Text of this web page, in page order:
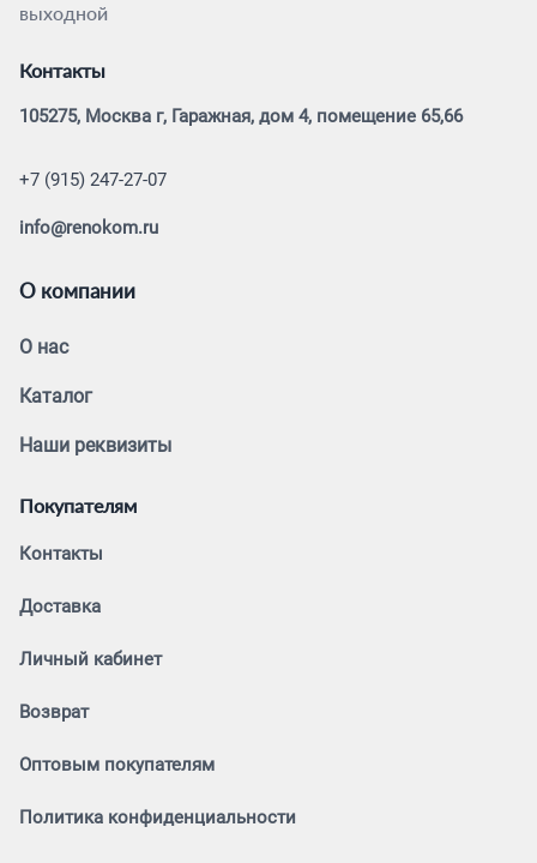
выходной
Контакты
105275, Москва г, Гаражная, дом 4, помещение 65,66
+7 (915) 247-27-07
info@renokom.ru
О компании
О нас
Каталог
Наши реквизиты
Покупателям
Контакты
Доставка
Личный кабинет
Возврат
Оптовым покупателям
Политика конфиденциальности